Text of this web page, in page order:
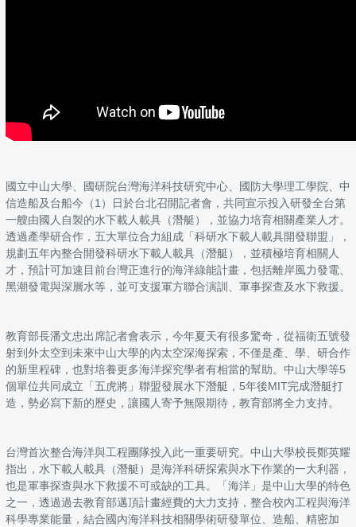
國立中山大學、國研院台灣海洋科技研究中心、國防大學理工學院、中
信造船及台船今（1）日於台北召開記者會，共同宣示投入研發全台第
一艘由國人自製的水下載人載具（潛艇），並協力培育相關產業人才。
透過產學研合作，五大單位合力組成「科研水下載人載具開發聯盟」，
規劃五年內整合開發科研水下載人載具（潛艇），並積極培育相關人
才，預計可加速目前台灣正進行的海洋綠能計畫，包括離岸風力發電、
黑潮發電與深層水等，並可支援軍方聯合演訓、軍事探查及水下救援。
教育部長潘文忠出席記者會表示，今年夏天有很多驚奇，從福衛五號發
射到外太空到未來中山大學的內太空深海探索，不僅是產、學、研合作
的新里程碑，也對培養更多海洋探究學者有相當的幫助。中山大學等5
個單位共同成立「五虎將」聯盟發展水下潛艇，5年後MIT完成潛艇打
造，勢必寫下新的歷史，讓國人寄予無限期待，教育部將全力支持。
台灣首次整合海洋與工程團隊投入此一重要研究。中山大學校長鄭英耀
指出，水下載人載具（潛艇）是海洋科研探索與水下作業的一大利器，
也是軍事探查與水下救援不可或缺的工具。「海洋」是中山大學的特色
之一，透過過去教育部邁頂計畫經費的大力支持，整合校內工程與海洋
科學專業能量，結合國內海洋科技相關學術研發單位、造船、精密加